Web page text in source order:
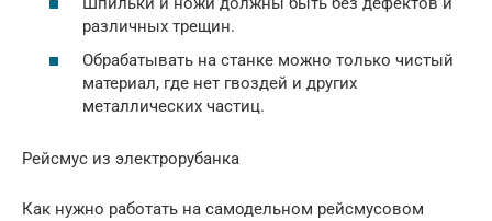
различных трещин.
Обрабатывать на станке можно только чистый
материал, где нет гвоздей и других
металлических частиц.
Рейсмус из электрорубанка
Как нужно работать на самодельном рейсмусовом